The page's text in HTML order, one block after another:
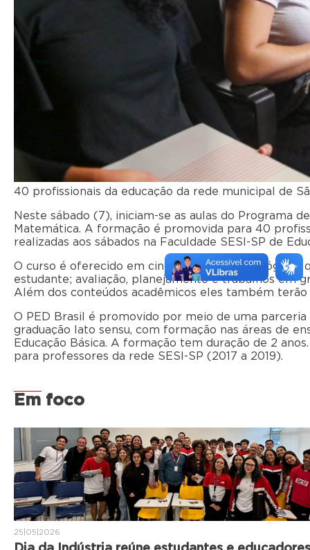
40 profissionais da educação da rede municipal de
Neste sábado (7), iniciam-se as aulas do Programa
Matemática. A formação é promovida para 40
realizadas aos sábados na Faculdade SESI-SP de
O curso é oferecido em cinco módulos pedagógicos
estudante; avaliação, planejamento e trabalhos em
Além dos conteúdos acadêmicos eles também
O PED Brasil é promovido por meio de uma
graduação lato sensu, com formação nas áreas de
Educação Básica. A formação tem duração de 2
para professores da rede SESI-SP (2017 a 2019).
Em foco
25|05|2026